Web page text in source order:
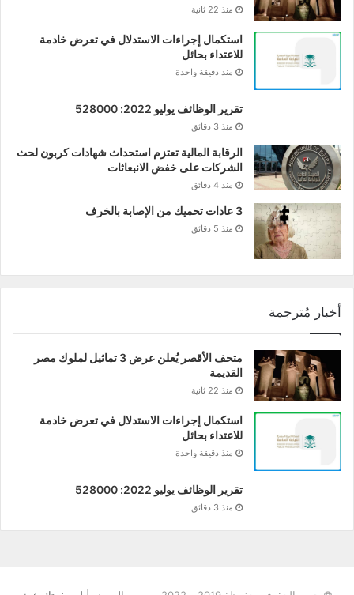
منذ 22 ثانية
استكمال إجراءات الاستدلال في تعرض خادمة
للاعتداء بحائل
منذ دقيقة واحدة
تقرير الوظائف يوليو 2022: 528000
منذ 3 دقائق
الرقابة المالية تعتزم استحداث شهادات كربون لحث
الشركات على خفض الانبعاثات
منذ 4 دقائق
3 عادات تحميك من الإصابة بالخرف
منذ 5 دقائق
أخبار مُترجمة
متحف الأقصر يُعلن عرض 3 تماثيل لملوك مصر
القديمة
منذ 22 ثانية
استكمال إجراءات الاستدلال في تعرض خادمة
للاعتداء بحائل
منذ دقيقة واحدة
تقرير الوظائف يوليو 2022: 528000
منذ 3 دقائق